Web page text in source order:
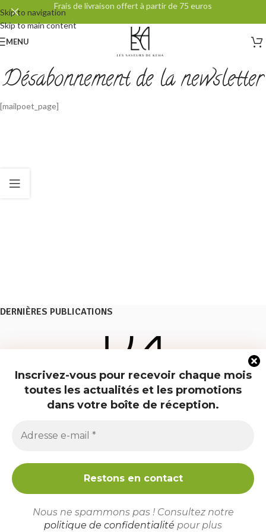
Skip to navigation
Skip to main content
Frais de livraison offert à partir de 75 euros
MENU
Désabonnement de la newsletter
[mailpoet_page]
Inscrivez-vous pour recevoir chaque mois
toutes les actualités et les promotions
dans votre boîte de réception.
Nous ne spammons pas ! Consultez notre
politique de confidentialité pour plus
DERNIÈRES PUBLICATIONS
Téléphone : +33 7 81 67 58 40
e-mail : contact@keha.fr
Conditions générales de vente Mentions légales Politique de